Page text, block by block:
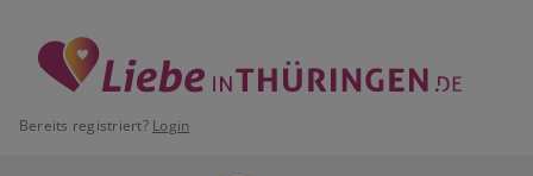
Bereits registriert? Login